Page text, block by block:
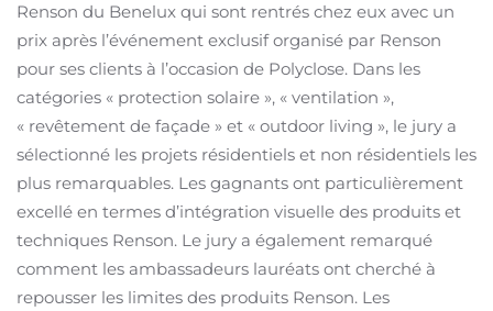
Renson du Benelux qui sont rentrés chez eux avec un
prix après l’événement exclusif organisé par Renson
pour ses clients à l’occasion de Polyclose. Dans les
catégories « protection solaire », « ventilation »,
« revêtement de façade » et « outdoor living », le jury a
sélectionné les projets résidentiels et non résidentiels les
plus remarquables. Les gagnants ont particulièrement
excellé en termes d’intégration visuelle des produits et
techniques Renson. Le jury a également remarqué
comment les ambassadeurs lauréats ont cherché à
repousser les limites des produits Renson. Les